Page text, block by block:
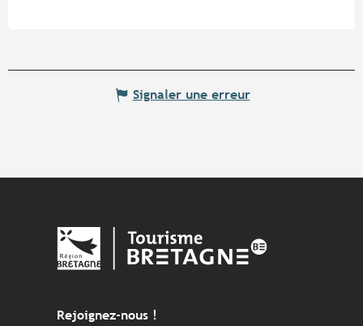
Signaler une erreur
Rejoignez-nous !